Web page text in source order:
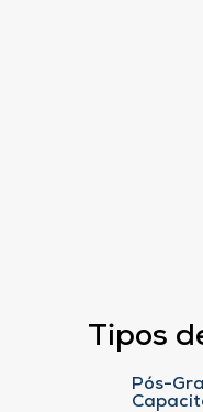
Tipos
Pós-